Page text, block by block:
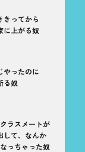
きってから
に上がる奴
やったのに
る奴
ラスメートが
して、なんか
っちゃった奴